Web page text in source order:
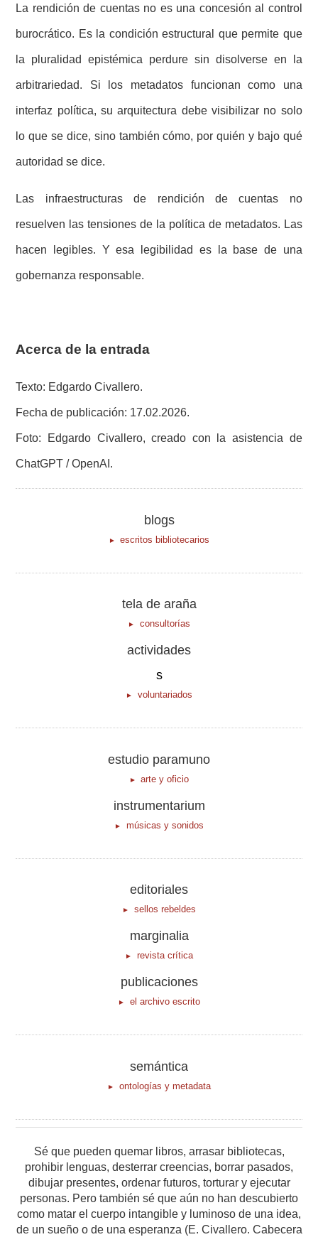
La rendición de cuentas no es una concesión al control
burocrático. Es la condición estructural que permite que
la pluralidad epistémica perdure sin disolverse en la
arbitrariedad. Si los metadatos funcionan como una
interfaz política, su arquitectura debe visibilizar no solo
lo que se dice, sino también cómo, por quién y bajo qué
autoridad se dice.
Las infraestructuras de rendición de cuentas no
resuelven las tensiones de la política de metadatos. Las
hacen legibles. Y esa legibilidad es la base de una
gobernanza responsable.
Acerca de la entrada
Texto: Edgardo Civallero.
Fecha de publicación: 17.02.2026.
Foto: Edgardo Civallero, creado con la asistencia de
ChatGPT / OpenAI.
blogs
escritos bibliotecarios
tela de araña
consultorías
actividades
s
voluntariados
estudio paramuno
arte y oficio
instrumentarium
músicas y sonidos
editoriales
sellos rebeldes
marginalia
revista crítica
publicaciones
el archivo escrito
semántica
ontologías y metadata
Sé que pueden quemar libros, arrasar bibliotecas,
prohibir lenguas, desterrar creencias, borrar pasados,
dibujar presentes, ordenar futuros, torturar y ejecutar
personas. Pero también sé que aún no han descubierto
como matar el cuerpo intangible y luminoso de una idea,
de un sueño o de una esperanza (E. Civallero. Cabecera